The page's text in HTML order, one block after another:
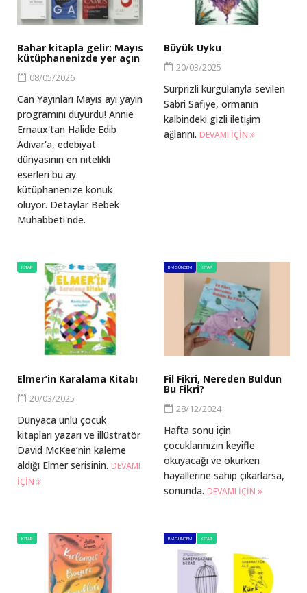
Bahar kitapla gelir: Mayıs
kütüphanenizde yer açın
08/05/2026
Can Yayınları Mayıs ayı yayın
programını duyurdu! Annie
Ernaux'tan Halide Edib
Adıvar'a, edebiyat
dünyasının en nitelikli
eserleri bu ay
kütüphanenize konuk
oluyor. Detaylar Bebek
Muhabbeti'nde.
Büyük Uyku
20/03/2025
Sürprizli kurgularıyla sevilen
Sabri Safiye, ormanın
kalbindeki gizli iletişim
ağlarını. DEVAMI IÇIN
KITAP
Elmer’in Karalama Kitabı
20/03/2025
Dünyaca ünlü çocuk
kitapları yazarı ve illüstratör
David McKee’nin kaleme
aldığı Elmer serisinin. DEVAMI
IÇIN
BM GÜNDEM KITAP
Fil Fikri, Nereden Buldun
Bu Fikri?
28/12/2024
Hafta sonu için
çocuklarınızın keyifle
okuyacağı ve okurken
hayallerine sahip çıkarlarsa,
sonunda. DEVAMI IÇIN
KITAP BM GÜNDEM KITAP